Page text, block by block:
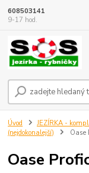
608503141
9-17 hod.
Úvod JEZÍRKA -
(nejdokonalejší)
Oase
Oase